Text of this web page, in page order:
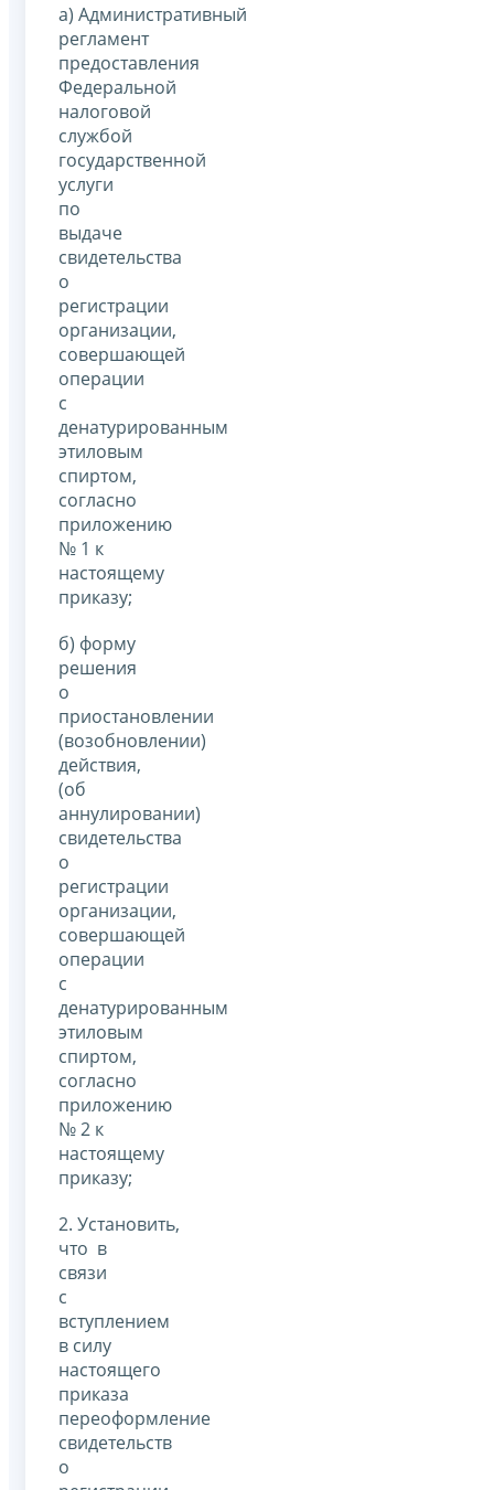
а) Административный
регламент
предоставления
Федеральной
налоговой
службой
государственной
услуги
по
выдаче
свидетельства
о
регистрации
организации,
совершающей
операции
с
денатурированным
этиловым
спиртом,
согласно
приложению
№ 1 к
настоящему
приказу;
б) форму
решения
о
приостановлении
(возобновлении)
действия,
(об
аннулировании)
свидетельства
о
регистрации
организации,
совершающей
операции
с
денатурированным
этиловым
спиртом,
согласно
приложению
№ 2 к
настоящему
приказу;
2. Установить,
что в
связи
с
вступлением
в силу
настоящего
приказа
переоформление
свидетельств
о